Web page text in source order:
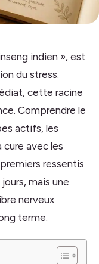
indien », est
du stress.
cette racine
Comprendre le
actifs, les
cure avec les
ressentis
mais une
nerveux
terme.